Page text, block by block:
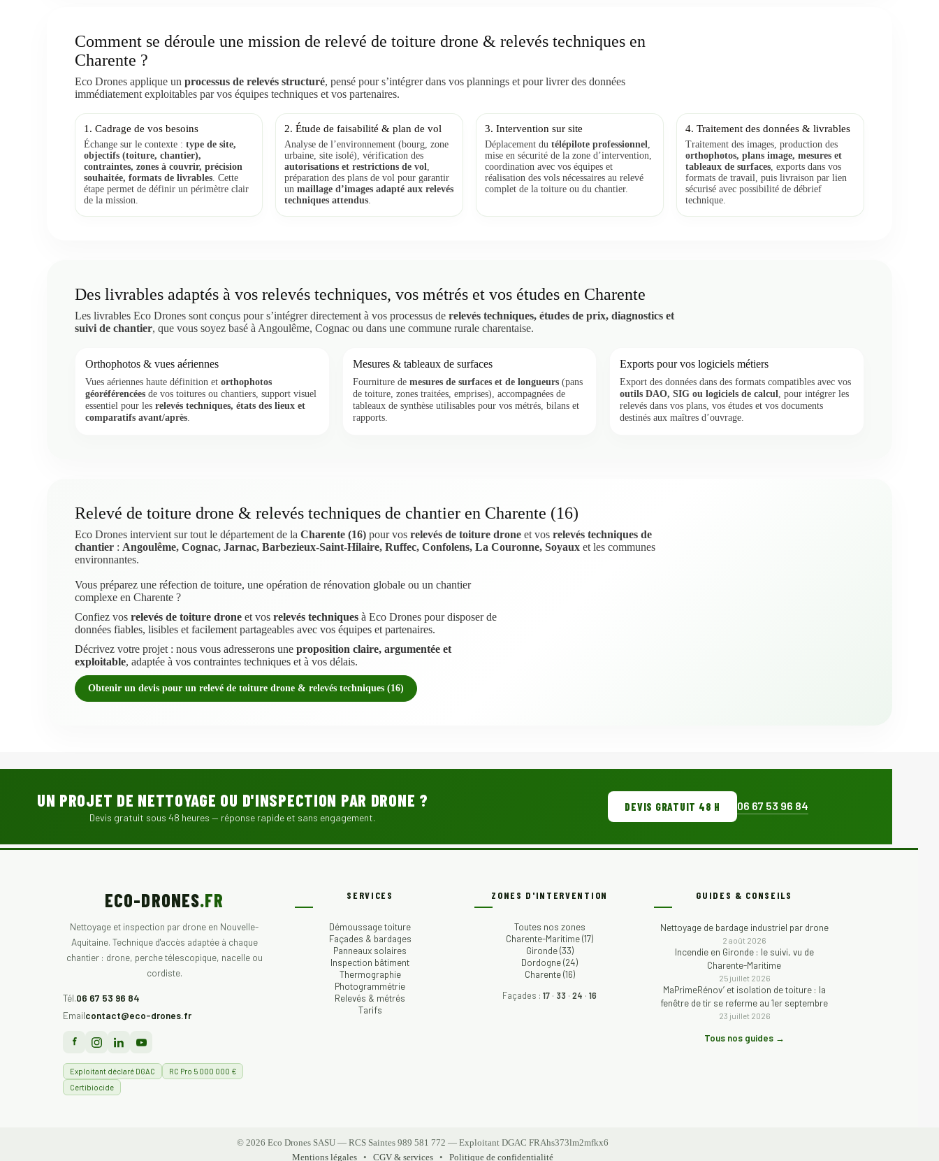
Comment se déroule une mission de relevé de toiture drone & relevés techniques en
Charente ?
Eco Drones applique unprocessus de relevés structuré, pensé pour s’intégrer dans vos plannings et pour livrer des données
immédiatement exploitables par vos équipes techniques et vos partenaires.
1. Cadrage de vos besoins
Échange sur le contexte :type de site,
objectifs (toiture, chantier),
contraintes, zones à couvrir, précision
souhaitée, formats de livrables. Cette
étape permet de définir un périmètre clair
de la mission.
2. Étude de faisabilité & plan de vol
Analyse de l’environnement (bourg, zone
urbaine, site isolé), vérification des
autorisations et restrictions de vol,
préparation des plans de vol pour garantir
unmaillage d’images adapté aux relevés
techniques attendus.
3. Intervention sur site
Déplacement du télépilote professionnel,
mise en sécurité de la zone d’intervention,
coordination avec vos équipes et
réalisation des vols nécessaires au relevé
complet de la toiture ou du chantier.
4. Traitement des données & livrables
Traitement des images, production des
orthophotos, plans image, mesures et
tableaux de surfaces, exports dans vos
formats de travail, puis livraison par lien
sécurisé avec possibilité de débrief
technique.
Des livrables adaptés à vos relevés techniques, vos métrés et vos études en Charente
Les livrables Eco Drones sont conçus pour s’intégrer directement à vos processus derelevés techniques, études de prix, diagnostics et
suivi de chantier, que vous soyez basé à Angoulême, Cognac ou dans une commune rurale charentaise.
Orthophotos & vues aériennes
Vues aériennes haute définition etorthophotos
géoréférencées de vos toitures ou chantiers, support visuel
essentiel pour lesrelevés techniques, états des lieux et
comparatifs avant/après
Mesures & tableaux de surfaces
Fourniture de mesures de surfaces et de longueurs(pans
de toiture, zones traitées, emprises), accompagnées de
tableaux de synthèse utilisables pour vos métrés, bilans et
rapports.
Exports pour vos logiciels métiers
Export des données dans des formats compatibles avec vos
outils DAO, SIG ou logiciels de calcul , pour intégrer les
relevés dans vos plans, vos études et vos documents
destinés aux maîtres d’ouvrage.
Relevé de toiture drone & relevés techniques de chantier en Charente (16)
Eco Drones intervient sur tout le département de laCharente (16) pour vosrelevés de toiture drone et vosrelevés techniques de
chantier : Angoulême, Cognac, Jarnac, Barbezieux-Saint-Hilaire, Ruffec, Confolens, La Couronne, Soyaux et les communes
environnantes.
Vous préparez une réfection de toiture, une opération de rénovation globale ou un chantier
complexe en Charente ?
Confiez vosrelevés de toiture drone et vosrelevés techniques à Eco Drones pour disposer de
données fiables, lisibles et facilement partageables avec vos équipes et partenaires.
Décrivez votre projet : nous vous adresserons uneproposition claire, argumentée et
exploitable, adaptée à vos contraintes techniques et à vos délais.
Obtenir un devis pour un relevé de toiture drone & relevés techniques (16)
UN PROJET DE NETTOYAGE OU D'INSPECTION PAR DRONE ?
Devis gratuit sous 48 heures — réponse rapide et sans engagement.
DEVIS GRATUIT 48 H 06 67 53 96 84
ECO-DRONES.FR
Nettoyage et inspection par drone en Nouvelle-
Aquitaine. Technique d'accès adaptée à chaque
chantier : drone, perche télescopique, nacelle ou
cordiste.
Tél.06 67 53 96 84
Emailcontact@eco-drones.fr
Exploitant déclaré DGAC
RC Pro 5 000 000 €
Certibiocide
SERVICES
Démoussage toiture
Façades & bardages
Panneaux solaires
Inspection bâtiment
Thermographie
Photogrammétrie
Relevés & métrés
Tarifs
ZONES D'INTERVENTION
Toutes nos zones
Charente-Maritime (17)
Gironde (33)
Dordogne (24)
Charente (16)
Façades :17 · 33 ·24 ·16
GUIDES & CONSEILS
Nettoyage de bardage industriel par drone
2 août 2026
Incendie en Gironde : le suivi, vu de
Charente-Maritime
25 juillet 2026
MaPrimeRénov’ et isolation de toiture : la
fenêtre de tir se referme au 1er septembre
23 juillet 2026
Tous nos guides →
© 2026 Eco Drones SASU — RCS Saintes 989 581 772 — Exploitant DGAC FRAhs373lm2mfkx6
Mentions légales • CGV & services • Politique de confidentialité